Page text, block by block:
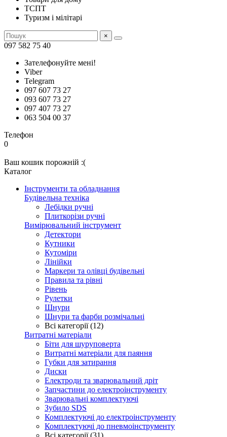
ТСПТ
Туризм і мілітарі
×
097 582 75 40
Зателефонуйте мені!
Viber
Telegram
097 607 73 27
093 607 73 27
097 407 73 27
063 504 00 37
Телефон
0
Ваш кошик порожній :(
Каталог
Інструменти та обладнання
Будівельна техніка
Лебідки ручні
Плиткорізи ручні
Вимірювальний інструмент
Детектори
Кутники
Кутоміри
Лінійки
Маркери та олівці будівельні
Правила та рівні
Рівень
Рулетки
Шнури
Шнури та фарби розмічальні
Всі категорії (12)
Витратні матеріали
Біти для шуруповерта
Витратні матеріали для паяння
Губки для затирання
Диски
Електроди та зварювальний дріт
Запчастини до електроінструменту
Зварювальні комплектуючі
Зубило SDS
Комплектуючі до електроінструменту
Комплектуючі до пневмоінструменту
Всі категорії (31)